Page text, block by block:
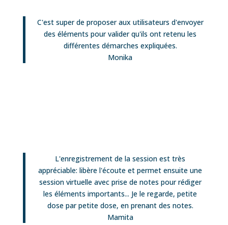
C'est super de proposer aux utilisateurs d'envoyer
des éléments pour valider qu'ils ont retenu les
différentes démarches expliquées.
Monika
L'enregistrement de la session est très
appréciable: libère l'écoute et permet ensuite une
session virtuelle avec prise de notes pour rédiger
les éléments importants... Je le regarde, petite
dose par petite dose, en prenant des notes.
Mamita